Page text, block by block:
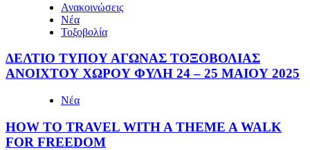
Ανακοινώσεις
Νέα
Τοξοβολία
ΔΕΛΤΙΟ ΤΥΠΟΥ ΑΓΩΝΑΣ ΤΟΞΟΒΟΛΙΑΣ
ΑΝΟΙΧΤΟΥ ΧΩΡΟΥ ΦΥΛΗ 24 – 25 ΜΑΙΟΥ 2025
Νέα
HOW TO TRAVEL WITH A THEME A WALK
FOR FREEDOM